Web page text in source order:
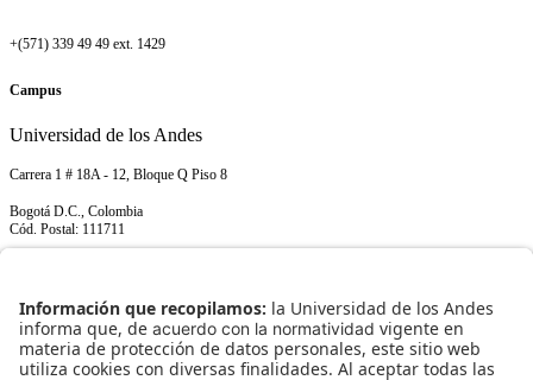
+(571) 339 49 49 ext. 1429
Campus
Universidad de los Andes
Carrera 1 # 18A - 12, Bloque Q Piso 8
Bogotá D.C., Colombia
Cód. Postal: 111711
NORMATIVIDAD INSTITUCIONAL
Transparencia y acceso a información pública